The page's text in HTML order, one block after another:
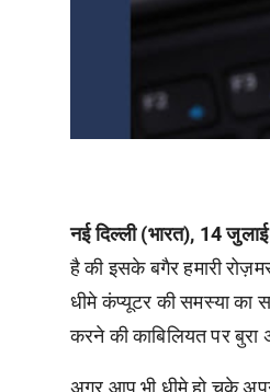
नई दिल्ली (भारत), 14
है की इसके बगैर हमारी
धीमे कंप्यूटर की समस्या का
करने की काबिलियत पर
अगर आप भी धीमे हो चुके